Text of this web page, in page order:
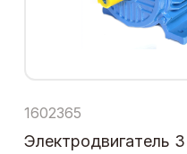
1602365
Электродвигатель